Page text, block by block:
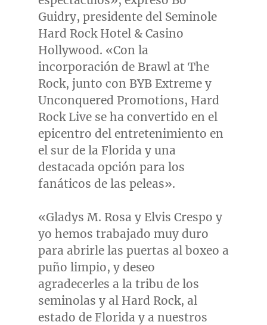
Guidry, presidente del Seminole
Hard Rock Hotel & Casino
Hollywood. «Con la
incorporación de Brawl at The
Rock, junto con BYB Extreme y
Unconquered Promotions, Hard
Rock Live se ha convertido en el
epicentro del entretenimiento en
el sur de la Florida y una
destacada opción para los
fanáticos de las peleas».
«Gladys M. Rosa y Elvis Crespo y
yo hemos trabajado muy duro
para abrirle las puertas al boxeo a
puño limpio, y deseo
agradecerles a la tribu de los
seminolas y al Hard Rock, al
estado de Florida y a nuestros